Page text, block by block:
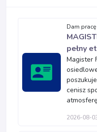
Dam pracę
pełny
Magister
cenisz
2026-08-